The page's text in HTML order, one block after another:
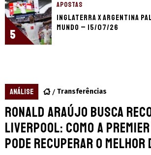
5
APOSTAS
Inglaterra x Argentina
Mundo – 15/07/26
ANÁLISE Transferências
Ronald Araújo busca
Liverpool: como a Premier
pode recuperar o melhor